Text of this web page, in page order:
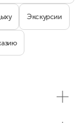
Экскурсии